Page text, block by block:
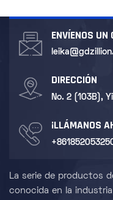
ENVÍENOS UN
DIRECCIÓN
No. 2 (103B),
¡LLÁMANOS
La serie de productos
conocida en la